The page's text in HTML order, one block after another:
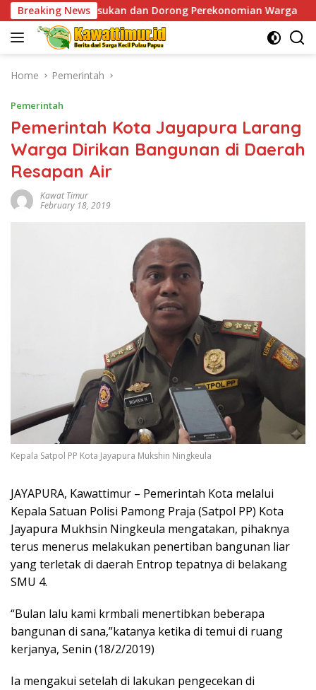
Skip
to
content
Breaking News
dan Dorong Perekonomian Warga Sentuhan
Home Pemerintah
Pemerintah
Pemerintah Kota Jayapura Larang
Warga Dirikan Bangunan di Daerah
Resapan Air
Kawat Timur
February 18, 2019
Kepala Satpol PP Kota Jayapura Mukshin Ningkeula
JAYAPURA, Kawattimur – Pemerintah Kota melalui
Kepala Satuan Polisi Pamong Praja (Satpol PP) Kota
Jayapura Mukhsin Ningkeula mengatakan, pihaknya
terus menerus melakukan penertiban bangunan liar
yang terletak di daerah Entrop tepatnya di belakang
SMU 4.
“Bulan lalu kami krmbali menertibkan beberapa
bangunan di sana,”katanya ketika di temui di ruang
kerjanya, Senin (18/2/2019)
Ia mengakui setelah di lakukan pengecekan di